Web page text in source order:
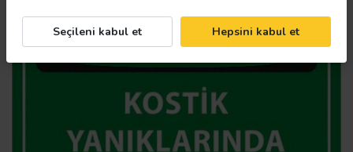
Seçileni kabul et Hepsini kabul et